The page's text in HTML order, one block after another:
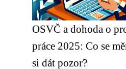
OSVČ a dohoda o
práce 2025: Co se
si dát pozor?